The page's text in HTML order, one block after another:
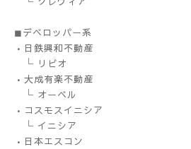
◼︎デベロッパー系
•日鉄興和不動産
└ リビオ
•大成有楽不動産
└ オーベル
•コスモスイニシア
└ イニシア
•日本エスコン